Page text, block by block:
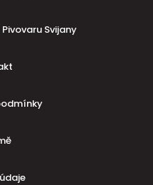
Svijany